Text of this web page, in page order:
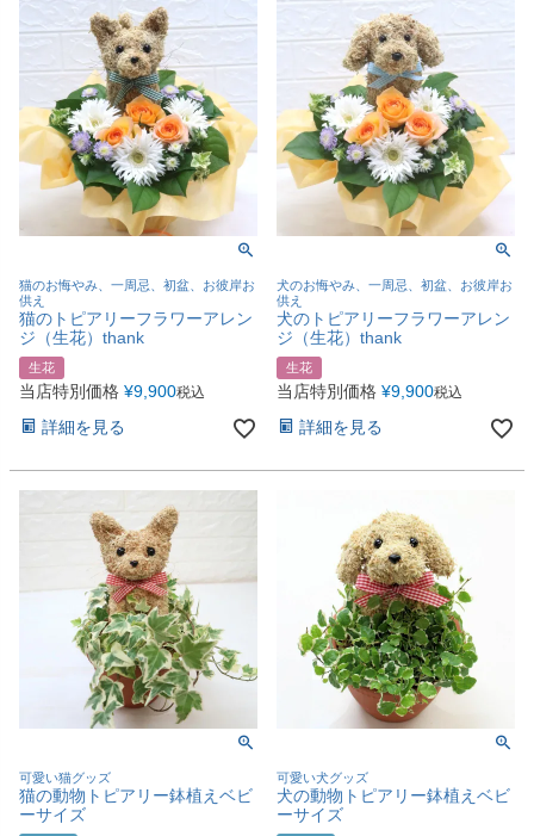
猫のお悔やみ、一周忌、初盆、お彼岸お
供え
猫のトピアリーフラワーアレン
ジ（生花）thank
生花
当店特別価格 ¥9,900税込
詳細を見る
犬のお悔やみ、一周忌、初盆、お彼岸お
供え
犬のトピアリーフラワーアレン
ジ（生花）thank
生花
当店特別価格 ¥9,900税込
詳細を見る
可愛い猫グッズ
猫の動物トピアリー鉢植えベビ
ーサイズ
可愛い犬グッズ
犬の動物トピアリー鉢植えベビ
ーサイズ